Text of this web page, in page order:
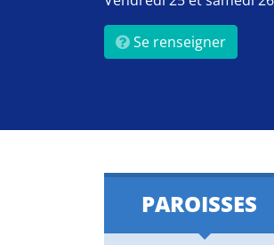
Se renseigner
PAROISSES